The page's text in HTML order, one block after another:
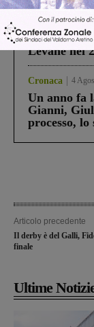
Cronaca 3
Fiorentino
Levane nel
Cronaca 4
Un anno fa
Gianni,
processo,
Articolo precedente
Il derby è del Galli,
finale
Ultime